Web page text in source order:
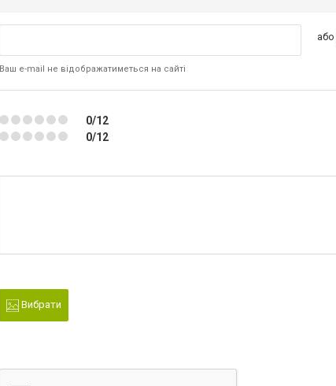
Ваш e-mail не відображатиметься на сайті
або
0/12
0/12
Вибрати